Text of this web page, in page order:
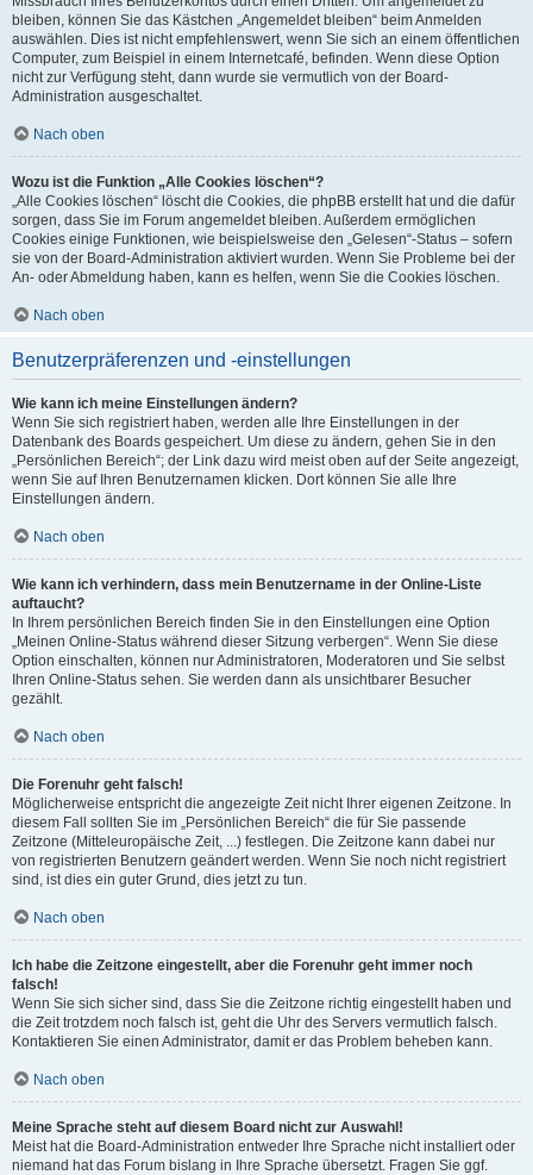
bleiben, können Sie das Kästchen „Angemeldet bleiben“ beim Anmelden
auswählen. Dies ist nicht empfehlenswert, wenn Sie sich an einem öffentlichen
Computer, zum Beispiel in einem Internetcafé, befinden. Wenn diese Option
nicht zur Verfügung steht, dann wurde sie vermutlich von der Board-
Administration ausgeschaltet.
Nach oben
Wozu ist die Funktion „Alle Cookies löschen“?
„Alle Cookies löschen“ löscht die Cookies, die phpBB erstellt hat und die dafür
sorgen, dass Sie im Forum angemeldet bleiben. Außerdem ermöglichen
Cookies einige Funktionen, wie beispielsweise den „Gelesen“-Status – sofern
sie von der Board-Administration aktiviert wurden. Wenn Sie Probleme bei der
An- oder Abmeldung haben, kann es helfen, wenn Sie die Cookies löschen.
Nach oben
Benutzerpräferenzen und -einstellungen
Wie kann ich meine Einstellungen ändern?
Wenn Sie sich registriert haben, werden alle Ihre Einstellungen in der
Datenbank des Boards gespeichert. Um diese zu ändern, gehen Sie in den
„Persönlichen Bereich“; der Link dazu wird meist oben auf der Seite angezeigt,
wenn Sie auf Ihren Benutzernamen klicken. Dort können Sie alle Ihre
Einstellungen ändern.
Nach oben
Wie kann ich verhindern, dass mein Benutzername in der Online-Liste
auftaucht?
In Ihrem persönlichen Bereich finden Sie in den Einstellungen eine Option
„Meinen Online-Status während dieser Sitzung verbergen“. Wenn Sie diese
Option einschalten, können nur Administratoren, Moderatoren und Sie selbst
Ihren Online-Status sehen. Sie werden dann als unsichtbarer Besucher
gezählt.
Nach oben
Die Forenuhr geht falsch!
Möglicherweise entspricht die angezeigte Zeit nicht Ihrer eigenen Zeitzone. In
diesem Fall sollten Sie im „Persönlichen Bereich“ die für Sie passende
Zeitzone (Mitteleuropäische Zeit, ...) festlegen. Die Zeitzone kann dabei nur
von registrierten Benutzern geändert werden. Wenn Sie noch nicht registriert
sind, ist dies ein guter Grund, dies jetzt zu tun.
Nach oben
Ich habe die Zeitzone eingestellt, aber die Forenuhr geht immer noch
falsch!
Wenn Sie sich sicher sind, dass Sie die Zeitzone richtig eingestellt haben und
die Zeit trotzdem noch falsch ist, geht die Uhr des Servers vermutlich falsch.
Kontaktieren Sie einen Administrator, damit er das Problem beheben kann.
Nach oben
Meine Sprache steht auf diesem Board nicht zur Auswahl!
Meist hat die Board-Administration entweder Ihre Sprache nicht installiert oder
niemand hat das Forum bislang in Ihre Sprache übersetzt. Fragen Sie ggf.